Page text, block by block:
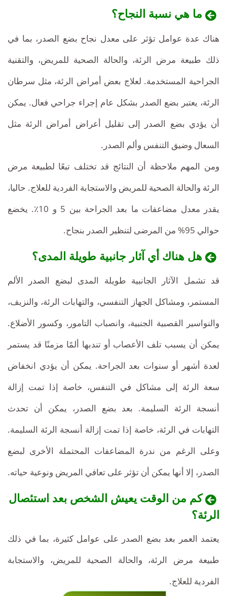
ما هي نسبة النجاح؟
هناك عدة عوامل تؤثر على معدل نجاح بضع الصدر، بما في
ذلك طبيعة مرض الرئة، والحالة الصحية للمريض، والتقنية
الجراحية المستخدمة. لعلاج بعض أمراض الرئة، مثل سرطان
الرئة، يعتبر بضع الصدر بشكل عام إجراء جراحي فعال. يمكن
أن يؤدي بضع الصدر إلى تقليل أعراض أمراض الرئة مثل
السعال وضيق التنفس وألم الصدر.
ومن المهم ملاحظة أن النتائج قد تختلف تبعًا لطبيعة مرض
الرئة والحالة الصحية للمريض والاستجابة الفردية للعلاج. حاليا،
يقدر معدل مضاعفات ما بعد الجراحة بين 5 و 10٪. يخضع
حوالي 95% من المرضى لتنظير الصدر بنجاح.
هل هناك أي آثار جانبية طويلة المدى؟
قد تشمل الآثار الجانبية طويلة المدى لبضع الصدر الألم
المستمر، ومشاكل الجهاز التنفسي، والتهابات الرئة، والنزيف،
والنواسير القصبية الجنبية، وانصباب التامور، وكسور الأضلاع.
يمكن أن يسبب تلف الأعصاب أو تندبها ألمًا مزمنًا قد يستمر
لعدة أشهر أو سنوات بعد الجراحة. يمكن أن يؤدي انخفاض
سعة الرئة إلى مشاكل في التنفس، خاصة إذا تمت إزالة
أنسجة الرئة السليمة. بعد بضع الصدر، يمكن أن تحدث
التهابات في الرئة، خاصة إذا تمت إزالة أنسجة الرئة السليمة.
وعلى الرغم من ندرة المضاعفات المحتملة الأخرى لبضع
الصدر، إلا أنها يمكن أن تؤثر على تعافي المريض ونوعية حياته.
كم من الوقت يعيش الشخص بعد استئصال
الرئة؟
يعتمد العمر بعد بضع الصدر على عوامل كثيرة، بما في ذلك
طبيعة مرض الرئة، والحالة الصحية للمريض، والاستجابة
الفردية للعلاج.